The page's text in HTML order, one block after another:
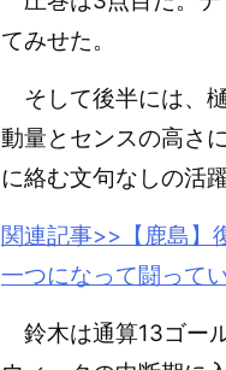
てみせた。
そして後半には、
動量とセンスの高さ
に絡む文句なしの活
関連記事>>【鹿島】
一つになって闘って
鈴木は通算13ゴー